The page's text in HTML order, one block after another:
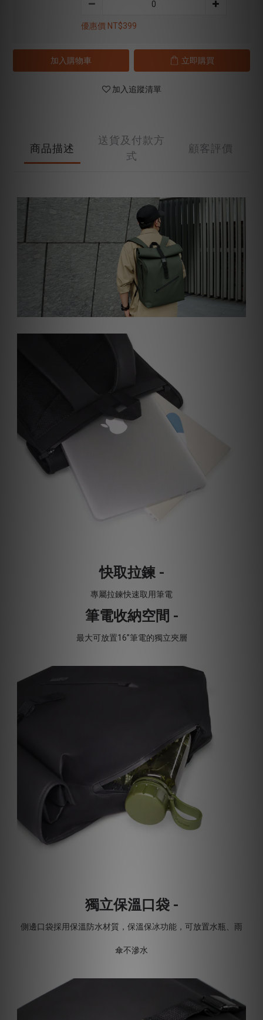
優惠價 NT$399
加入購物車 立即購買
加入追蹤清單
商品描述
送貨及付款方
式
顧客評價
快取拉鍊 -
專屬拉鍊快速取用筆電
筆電收納空間 -
最大可放置16”筆電的獨立夾層
獨立保溫口袋 -
側邊口袋採用保溫防水材質，保溫保冰功能，可放置水瓶、雨
傘不滲水